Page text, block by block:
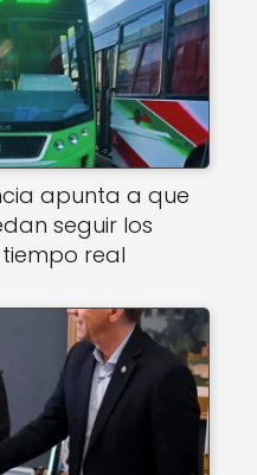
apunta a que
seguir los
real